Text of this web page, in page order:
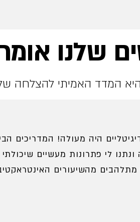
שלנו
המדד האמיתי להצלחה
היה מעולה! המדריכים
לי פתרונות מעשיים
מהשיעורים